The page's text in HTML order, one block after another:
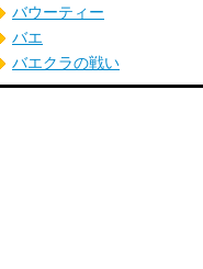
バウーティー
バエ
バエクラの戦い